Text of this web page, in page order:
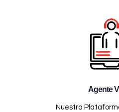
Agente
Nuestra